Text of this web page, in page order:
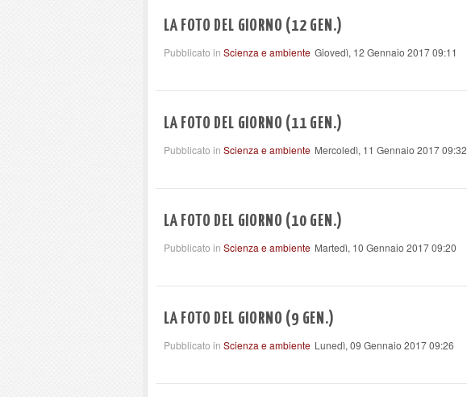
LA FOTO DEL GIORNO (12 GEN.)
Pubblicato in Scienza e ambiente Giovedì, 12 Gennaio 2017 09:11
LA FOTO DEL GIORNO (11 GEN.)
Pubblicato in Scienza e ambiente Mercoledì, 11 Gennaio 2017 09:32
LA FOTO DEL GIORNO (10 GEN.)
Pubblicato in Scienza e ambiente Martedì, 10 Gennaio 2017 09:20
LA FOTO DEL GIORNO (9 GEN.)
Pubblicato in Scienza e ambiente Lunedì, 09 Gennaio 2017 09:26